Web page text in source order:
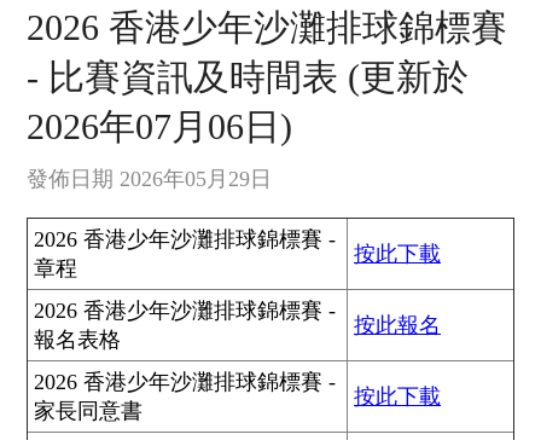
2026 香港少年沙灘排球錦標賽
- 比賽資訊及時間表 (更新於
2026年07月06日)
發佈日期 2026年05月29日
2026 香港少年沙灘排球錦標賽 -
章程
按此下載
2026 香港少年沙灘排球錦標賽 -
報名表格
按此報名
2026 香港少年沙灘排球錦標賽 -
家長同意書
按此下載